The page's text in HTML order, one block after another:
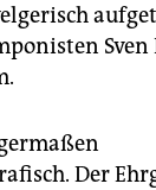
Sven
Der